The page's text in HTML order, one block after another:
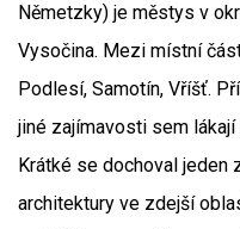
Němetzky) je městys v
Vysočina. Mezi místní
Podlesí, Samotín, Vříšť.
jiné zajímavosti sem
Krátké se dochoval jeden
architektury ve zdejší